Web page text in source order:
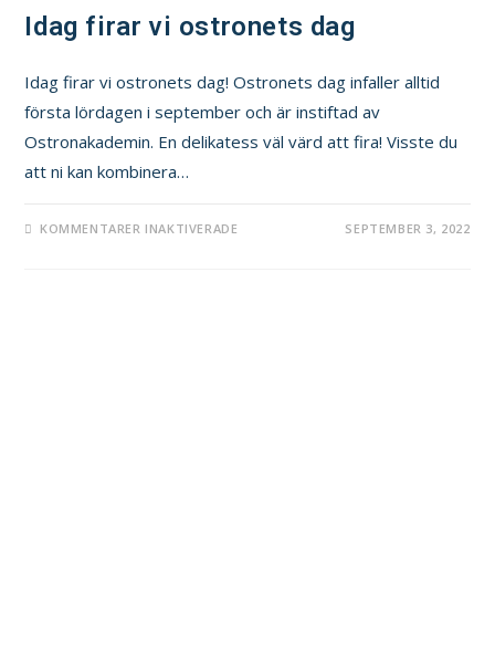
Idag firar vi ostronets dag
Idag firar vi ostronets dag! Ostronets dag infaller alltid
första lördagen i september och är instiftad av
Ostronakademin. En delikatess väl värd att fira! Visste du
att ni kan kombinera…
KOMMENTARER INAKTIVERADE SEPTEMBER 3, 2022